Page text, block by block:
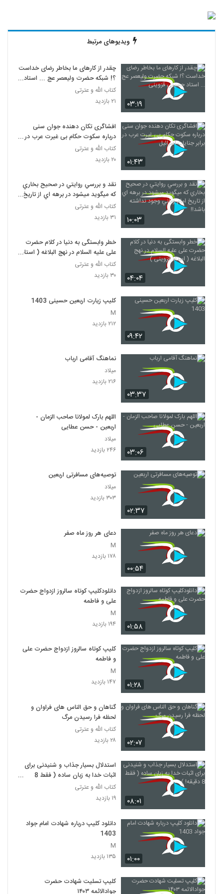
ویدیوهای مرتبط
۰۳:۱۹
چقدر از کارهای ما بخاطر رضای خداست
؟! شبکه حضرت ولیعصر عج ... استاد
حسینی قزوینی
کتاب الله و عترتی
۲۱ بازدید
۰۱:۴۳
افشاگری تکان دهنده جوان سنی
درباره سکوت حکام بی غیرت عرب در
برابر جنایات اسرائیل
کتاب الله و عترتی
۲۰ بازدید
۱۰:۰۳
نقد و بررسي روايتي در صحيح بخاري
که ميگويد ميشود در برهه اي از تاريخ
امام زماني وجود نداشته باشد!!
کتاب الله و عترتی
۳۱ بازدید
۰۴:۰۴
خطر وابستگی به دنیا در کلام حضرت
علی علیه السلام در نهج البلاغه ( استاد
قزوینی )
کتاب الله و عترتی
۳۰ بازدید
۰۹:۴۲
کلیپ زیارت اربعین حسینی 1403
M
۲۱۲ بازدید
۰۳:۳۷
نماهنگ آقامی ارباب
میلاد
۲۱۶ بازدید
۰۳:۰۶
اللهم بارک لمولانا صاحب الزمان -
اربعین - حسن عطایی
میلاد
۲۴۶ بازدید
۰۲:۳۷
توصیه‌های مسافرتی اربعین
میلاد
۳۰۳ بازدید
۰۰:۵۴
دعای هر روز ماه صفر
M
۱۷۸ بازدید
۰۱:۵۸
دانلودکلیپ کوتاه سالروز ازدواج حضرت
علی و فاطمه
M
۱۹۴ بازدید
۰۱:۲۸
کلیپ کوتاه سالروز ازدواج حضرت علی
و فاطمه
M
۱۴۷ بازدید
۰۲:۰۷
گناهان و حق الناس های فراوان و
لحظه فرا رسیدن مرگ
کتاب الله و عترتی
۲۸ بازدید
۰۸:۰۱
استدلال بسیار جذاب و شنیدنی برای
اثبات خدا به زبان ساده ( فقط 8
دقیقه! )
کتاب الله و عترتی
۱۹ بازدید
۰۱:۰۰
دانلود کلیپ درباره شهادت امام جواد
1403
M
۱۳۵ بازدید
کلیپ تسلیت شهادت حضرت
جوادالائمه ۱۴۰۳